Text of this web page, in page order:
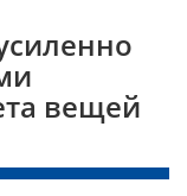
вещей